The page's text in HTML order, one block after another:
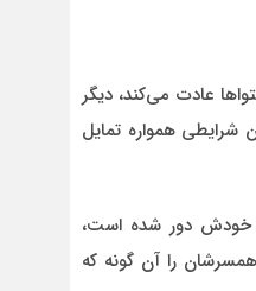
عادت می‌کند، دیگر
شرایطی همواره تمایل
خودش دور شده است،
را آن گونه که